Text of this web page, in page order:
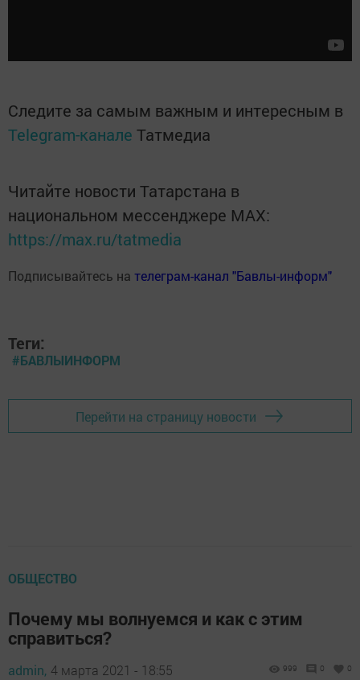
Следите за самым важным и интересным в
Telegram-канале Татмедиа
Читайте новости Татарстана в
национальном мессенджере MАХ:
https://max.ru/tatmedia
Подписывайтесь на телеграм-канал "Бавлы-информ"
Теги:
#БАВЛЫИНФОРМ
Перейти на страницу новости
ОБЩЕСТВО
Почему мы волнуемся и как с этим
справиться?
admin, 4 марта 2021 - 18:55 999 0 0